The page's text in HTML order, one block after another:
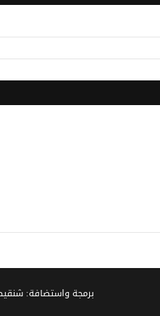
برمجة واستضافة: